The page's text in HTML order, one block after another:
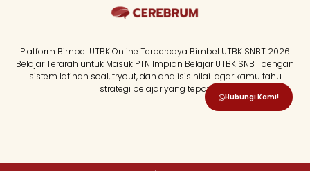
Platform Bimbel UTBK Online Terpercaya Bimbel UTBK SNBT 2026
Belajar Terarah untuk Masuk PTN Impian Belajar UTBK SNBT dengan
sistem latihan soal, tryout, dan analisis nilai agar kamu tahu
strategi belajar yang tepat.
Hubungi Kami!